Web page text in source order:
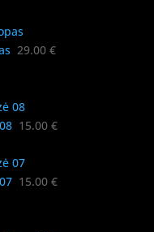
29.00 €
15.00 €
15.00 €